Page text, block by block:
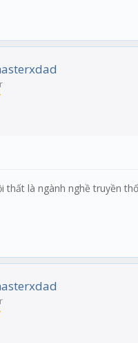
thất là ngành nghề truyền